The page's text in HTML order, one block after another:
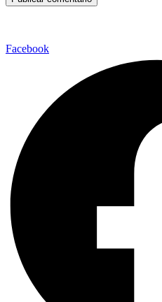
Facebook